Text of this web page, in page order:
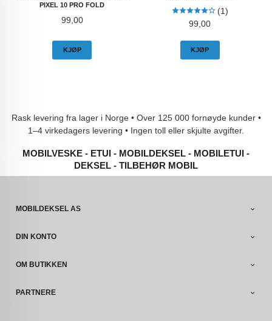
PIXEL 10 PRO FOLD
Pris
99,00
KJØP
(1)
Pris
99,00
KJØP
Rask levering fra lager i Norge • Over 125 000 fornøyde kunder •
1–4 virkedagers levering • Ingen toll eller skjulte avgifter.
MOBILVESKE - ETUI - MOBILDEKSEL - MOBILETUI -
DEKSEL - TILBEHØR MOBIL
MOBILDEKSEL AS
DIN KONTO
OM BUTIKKEN
PARTNERE